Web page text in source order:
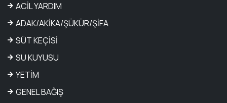
ACİL YARDIM
ADAK/AKİKA/ŞÜKÜR/ŞİFA
SÜT KEÇİSİ
SU KUYUSU
YETİM
GENEL BAĞIŞ